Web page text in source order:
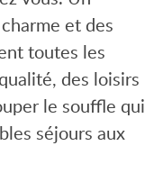
et des
toutes les
des loisirs
le souffle qui
séjours aux